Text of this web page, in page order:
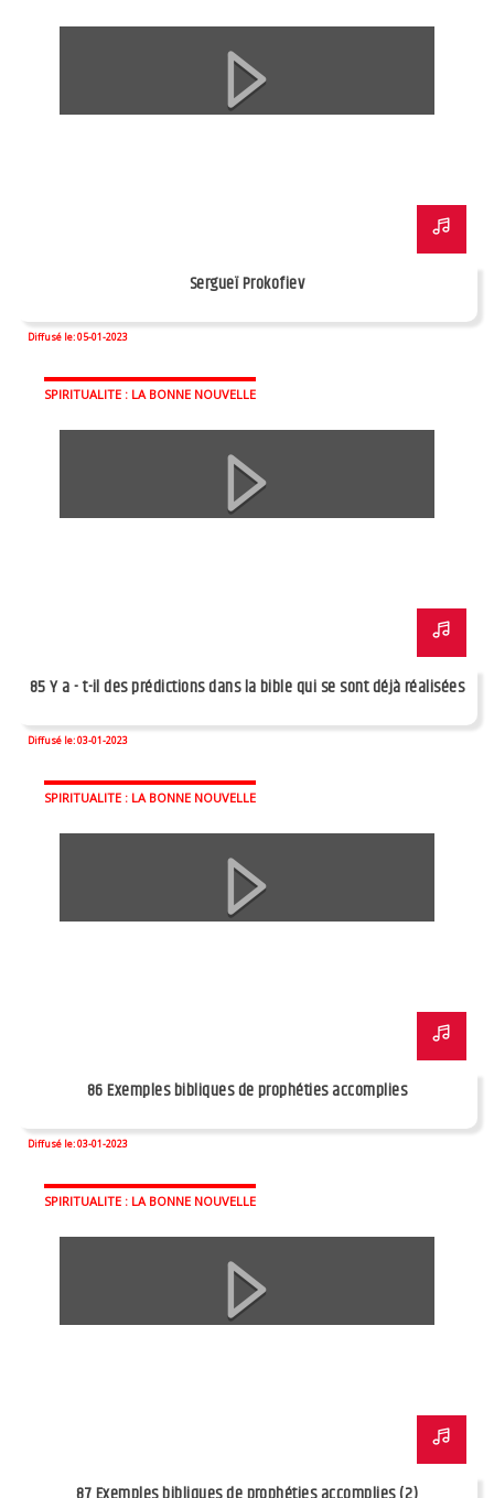
Sergueï Prokofiev
Diffusé le: 05-01-2023
SPIRITUALITE : LA BONNE NOUVELLE
85 Y a - t-il des prédictions dans la bible qui se sont déjà réalisées
Diffusé le: 03-01-2023
SPIRITUALITE : LA BONNE NOUVELLE
86 Exemples bibliques de prophéties accomplies
Diffusé le: 03-01-2023
SPIRITUALITE : LA BONNE NOUVELLE